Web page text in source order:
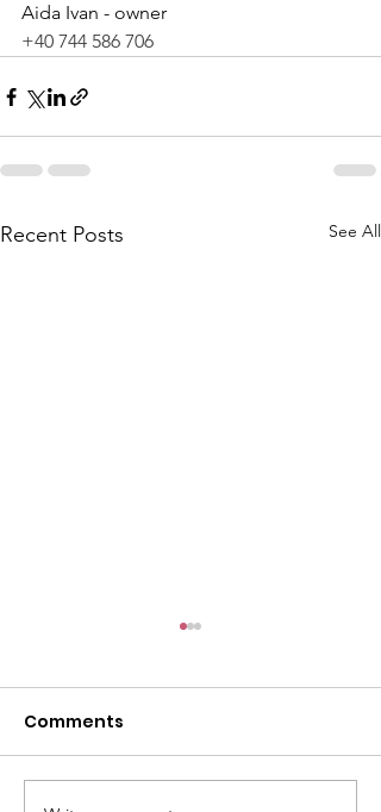
Aida Ivan - owner
+40 744 586 706
Recent Posts See All
Comments